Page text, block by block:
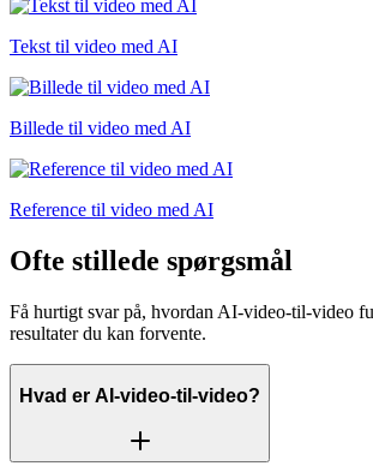
Tekst til video med AI
Billede til video med AI
Reference til video med AI
Ofte stillede spørgsmål
Få hurtigt svar på, hvordan AI-video-til-video
resultater du kan forvente.
Hvad er AI-video-til-video?